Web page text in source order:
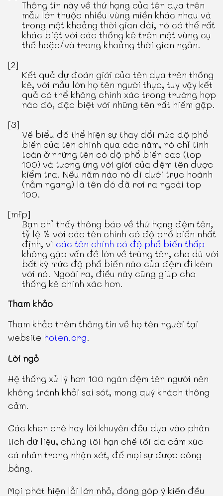
Thông tin này về thứ hạng của tên dựa trên
mẫu lớn thuộc nhiều vùng miền khác nhau và
trong một khoảng thời gian dài, nó có thể rất
khác biệt với các thống kê trên một vùng cụ
thể hoặc/và trong khoảng thời gian ngắn.
[2]
Kết quả dự đoán giới của tên dựa trên thống
kê, với mẫu lớn họ tên người thực, tuy vậy kết
quả có thể không chính xác trong trường hợp
nào đó, đặc biệt với những tên rất hiếm gặp.
[3]
Về biểu đồ thể hiện sự thay đổi mức độ phổ
biến của tên chính qua các năm, nó chỉ tính
toán ở những tên có độ phổ biến cao (top
100) và tương ứng với giới của đệm tên được
kiểm tra. Nếu năm nào nó đi dưới trục hoành
(nằm ngang) là tên đó đã rơi ra ngoài top
100.
[mfp]
Bạn chỉ thấy thông báo về thứ hạng đệm tên,
tỷ lệ % với các tên chính có độ phổ biến nhất
định, vì các tên chính có độ phổ biến thấp
không gặp vấn đề lớn về trùng tên, cho dù với
bất kỳ mức độ phổ biến nào của đệm đi kèm
với nó. Ngoài ra, điều này cũng giúp cho
thống kê chính xác hơn.
Tham khảo
Tham khảo thêm thông tin về họ tên người tại
website hoten.org.
Lời ngỏ
Hệ thống xử lý hơn 100 ngàn đệm tên người nên
không tránh khỏi sai sót, mong quý khách thông
cảm.
Các khen chê hay lời khuyên đều dựa vào phân
tích dữ liệu, chúng tôi hạn chế tối đa cảm xúc
cá nhân trong nhận xét, để mọi sự được công
bằng.
Mọi phát hiện lỗi lớn nhỏ, đóng góp ý kiến đều